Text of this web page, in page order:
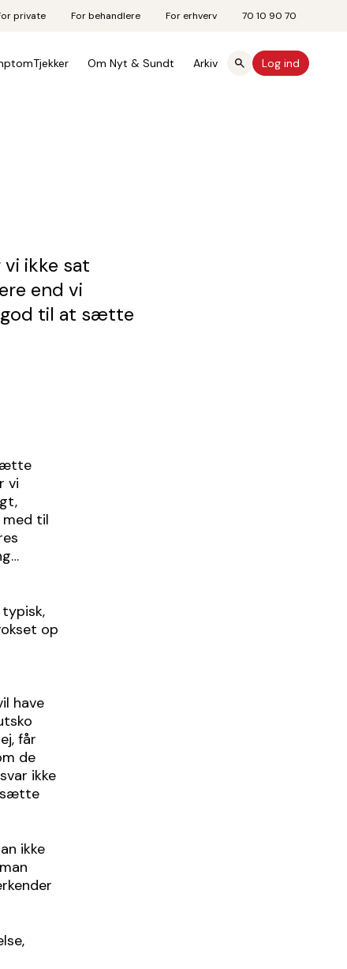
private For behandlere For erhverv 70 10 90 70
Om Nyt & Sundt Arkiv Log ind
ikke sat
end vi
god til at sætte
vi
med til
op
have
får
de
ikke
sætte
ikke